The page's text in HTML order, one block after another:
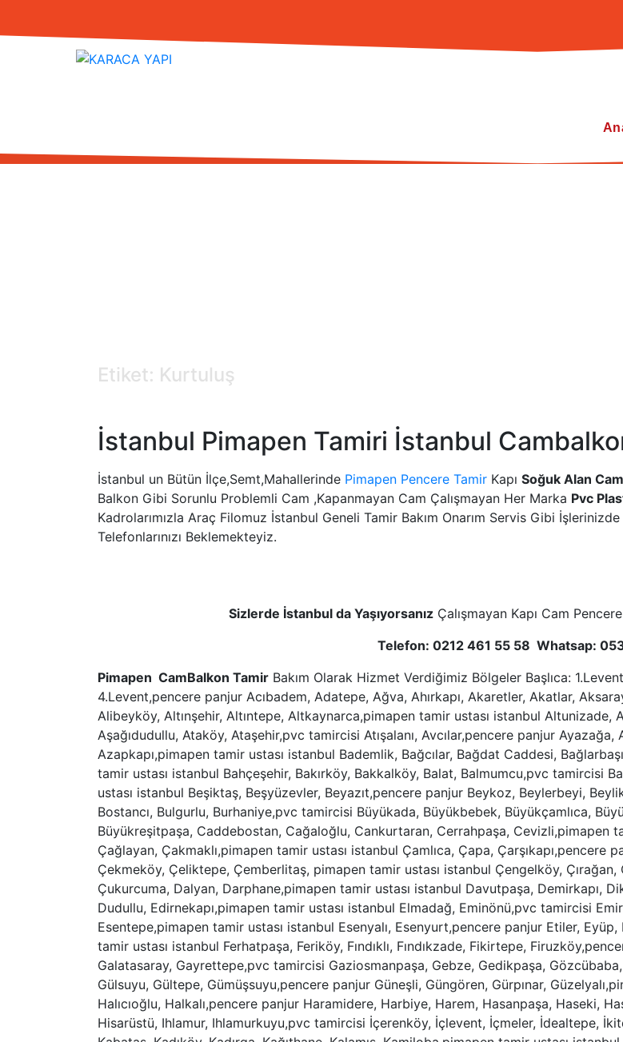
Etiket: Kurtuluş
İstanbul Pimapen Tamiri İstanbul
İstanbul un Bütün İlçe,Semt,Mahallerinde Pimapen Pencere Tamir Kapı Soğuk Alan
Balkon Gibi Sorunlu Problemli Cam ,Kapanmayan Cam Çalışmayan Her Marka Pvc
Kadrolarımızla Araç Filomuz İstanbul Geneli Tamir Bakım Onarım Servis Gibi
Telefonlarınızı Beklemekteyiz.
Sizlerde İstanbul da YaşıyorsanızÇalışmayan Kapı Cam
Telefon: 0212 461 55 58 Whatsap:
Pimapen CamBalkon Tamir Bakım Olarak Hizmet Verdiğimiz Bölgeler Başlıca:
4.Levent,pencere panjur Acıbadem, Adatepe, Ağva, Ahırkapı, Akaretler, Akatlar,
Alibeyköy, Altınşehir, Altıntepe, Altkaynarca,pimapen tamir ustası istanbul Altunizade,
Aşağıdudullu, Ataköy, Ataşehir,pvc tamircisi Atışalanı, Avcılar,pencere panjur
Azapkapı,pimapen tamir ustası istanbul Bademlik, Bağcılar, Bağdat Caddesi,
tamir ustası istanbul Bahçeşehir, Bakırköy, Bakkalköy, Balat, Balmumcu,pvc tamircisi
ustası istanbul Beşiktaş, Beşyüzevler, Beyazıt,pencere panjur Beykoz, Beylerbeyi,
Bostancı, Bulgurlu, Burhaniye,pvc tamircisi Büyükada, Büyükbebek, Büyükçamlıca,
Büyükreşitpaşa, Caddebostan, Cağaloğlu, Cankurtaran, Cerrahpaşa, Cevizli,pimapen
Çağlayan, Çakmaklı,pimapen tamir ustası istanbul Çamlıca, Çapa,
Çekmeköy, Çeliktepe, Çemberlitaş, pimapen tamir ustası istanbul Çengelköy,
Çukurcuma, Dalyan, Darphane,pimapen tamir ustası istanbul Davutpaşa, Demirkapı,
Dudullu, Edirnekapı,pimapen tamir ustası istanbul Elmadağ, Eminönü,pvc tamircisi
Esentepe,pimapen tamir ustası istanbul Esenyalı, Esenyurt,pencere panjur Etiler,
tamir ustası istanbul Ferhatpaşa, Feriköy, Fındıklı, Fındıkzade, Fikirtepe,
Galatasaray, Gayrettepe,pvc tamircisi Gaziosmanpaşa, Gebze, Gedikpaşa,
Gülsuyu, Gültepe, Gümüşsuyu,pencere panjur Güneşli, Güngören, Gürpınar,
Halıcıoğlu, Halkalı,pencere panjur Haramidere, Harbiye, Harem, Hasanpaşa, Haseki,
Hisarüstü, Ihlamur, Ihlamurkuyu,pvc tamircisi İçerenköy, İçlevent, İçmeler, İdealtepe,